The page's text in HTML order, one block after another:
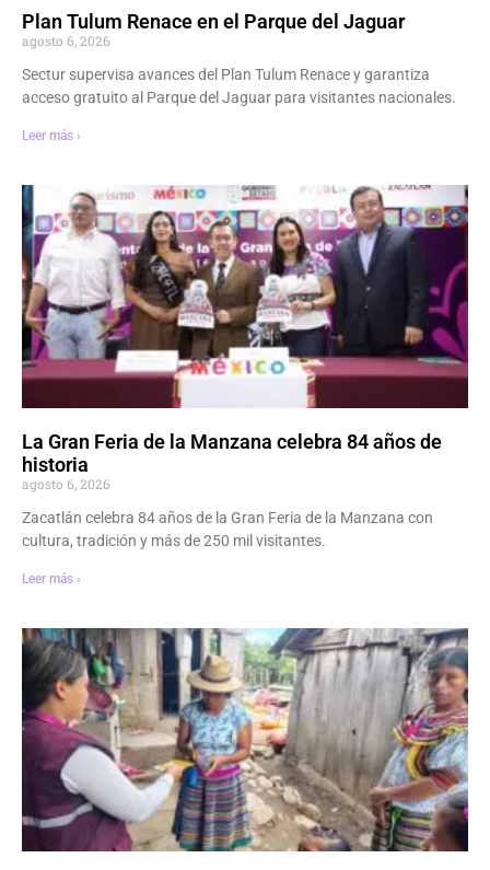
Plan Tulum Renace en el Parque del Jaguar
agosto 6, 2026
Sectur supervisa avances del Plan Tulum Renace y garantiza
acceso gratuito al Parque del Jaguar para visitantes nacionales.
Leer más ›
La Gran Feria de la Manzana celebra 84 años de
historia
agosto 6, 2026
Zacatlán celebra 84 años de la Gran Feria de la Manzana con
cultura, tradición y más de 250 mil visitantes.
Leer más ›